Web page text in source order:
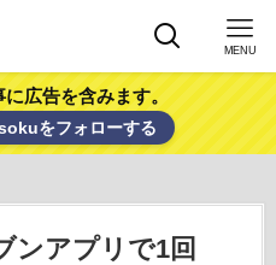
MENU
広告を含みます。
をフォローする
ンアプリで1回